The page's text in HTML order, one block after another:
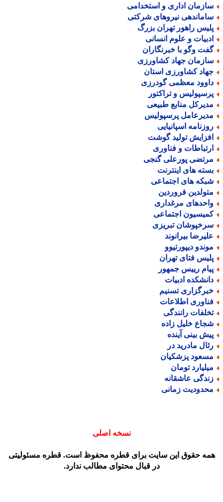
اداری و استخدامی
نیروهای شرکتی
راهور تهران بزرگ
و علوم انسانی
وگو با خبرنگاران
جهاد کشاورزی
کشاورزی استان
معظمی گودرزی
و تراکتور
منابع طبیعی
پرسپولیس
اسپانیایی
تولید گوشت
و فناوری
پورعلی گنجی
های اینترنت
های اجتماعی
فروردین
مرغداری
اجتماعی
تبریزی
بیرانوند
دیپورتیوو
فتای تهران
رییس جمهور
ادبیات
تسنیم
اطلاعات
رانندگی
خلیل زاده
بینی آینده
مادرید در
پزشکیان
تومان
عاشقانه
زمانی
نسخه اصلی
حقوق این سایت برای قطره محفوظ است. قطره مسئولیتی
در قبال محتوای مطالب ندارد.